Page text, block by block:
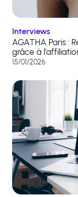
Interviews
AGATHA Paris :
grâce à
15/01/2026